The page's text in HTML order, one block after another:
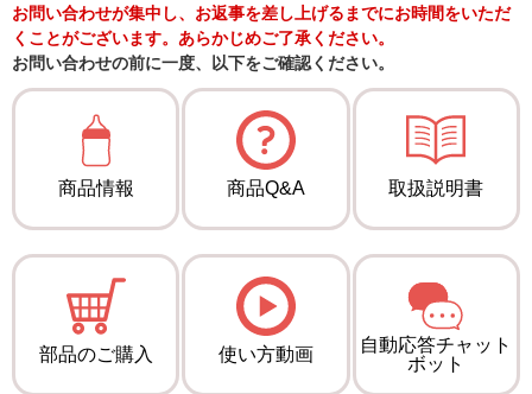
お問い合わせが集中し、お返事を差し上げるまでにお時間をいただ
くことがございます。あらかじめご了承ください。
お問い合わせの前に一度、以下をご確認ください。
商品情報 商品Q&A 取扱説明書
部品のご購入 使い方動画
自動応答チャット
ボット